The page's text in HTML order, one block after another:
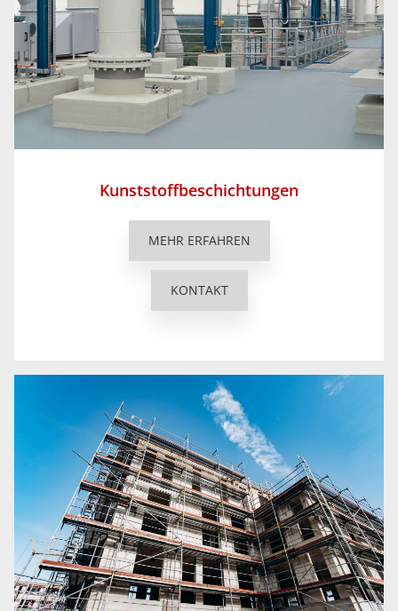
Kunststoffbeschichtungen
MEHR ERFAHREN
KONTAKT